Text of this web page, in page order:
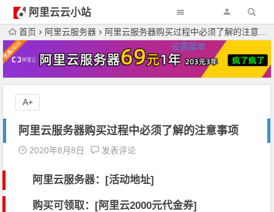
阿里云云小站
设置菜单
首页 阿里云服务器 阿里云服务器购买过程中必须了解的注意事项
阿里云服务器购买过程中必须了解的注意事项
2020年8月8日 发表评论
阿里云服务器：[活动地址]
购买可领取：[阿里云2000元代金券]
A+